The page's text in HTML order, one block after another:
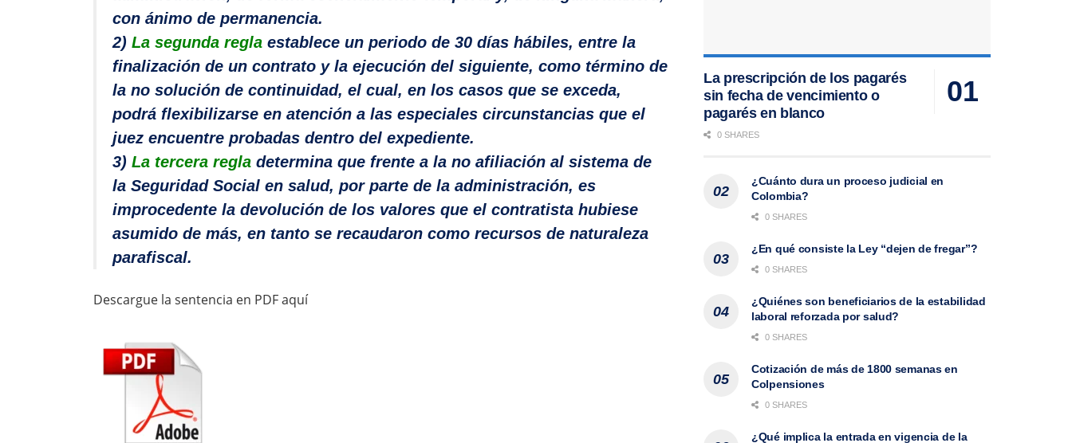
con ánimo de permanencia.
2) La segunda regla establece un periodo de 30 días hábiles, entre la
finalización de un contrato y la ejecución del siguiente, como término de
la no solución de continuidad, el cual, en los casos que se exceda,
podrá flexibilizarse en atención a las especiales circunstancias que el
juez encuentre probadas dentro del expediente.
3) La tercera regla determina que frente a la no afiliación al sistema de
la Seguridad Social en salud, por parte de la administración, es
improcedente la devolución de los valores que el contratista hubiese
asumido de más, en tanto se recaudaron como recursos de naturaleza
parafiscal.
Descargue la sentencia en PDF aquí
La prescripción de los pagarés
sin fecha de vencimiento o
pagarés en blanco
0 SHARES
¿Cuánto dura un proceso judicial en
Colombia?
0 SHARES
¿En qué consiste la Ley “dejen de fregar”?
0 SHARES
¿Quiénes son beneficiarios de la estabilidad
laboral reforzada por salud?
0 SHARES
Cotización de más de 1800 semanas en
Colpensiones
0 SHARES
¿Qué implica la entrada en vigencia de la